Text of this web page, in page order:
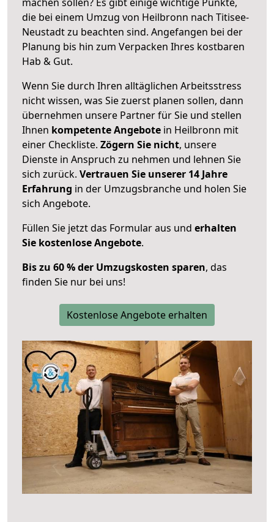
die bei einem Umzug von Heilbronn nach Titisee-
Neustadt zu beachten sind. Angefangen bei der
Planung bis hin zum Verpacken Ihres kostbaren
Hab & Gut.
Wenn Sie durch Ihren alltäglichen Arbeitsstress
nicht wissen, was Sie zuerst planen sollen, dann
übernehmen unsere Partner für Sie und stellen
Ihnen kompetente Angebote in Heilbronn mit
einer Checkliste. Zögern Sie nicht, unsere
Dienste in Anspruch zu nehmen und lehnen Sie
sich zurück. Vertrauen Sie unserer 14 Jahre
Erfahrung in der Umzugsbranche und holen Sie
sich Angebote.
Füllen Sie jetzt das Formular aus und erhalten
Sie kostenlose Angebote.
Bis zu 60 % der Umzugskosten sparen, das
finden Sie nur bei uns!
Kostenlose Angebote erhalten